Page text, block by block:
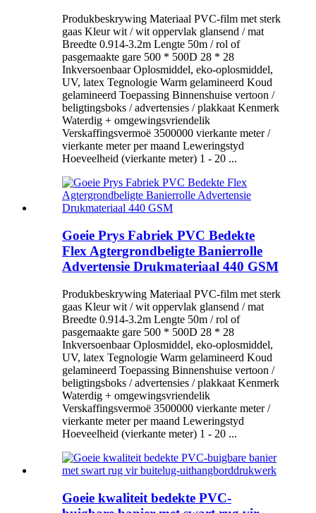
Produkbeskrywing Materiaal PVC-film met sterk
gaas Kleur wit / wit oppervlak glansend / mat
Breedte 0.914-3.2m Lengte 50m / rol of
pasgemaakte gare 500 * 500D 28 * 28
Inkversoenbaar Oplosmiddel, eko-oplosmiddel,
UV, latex Tegnologie Warm gelamineerd Koud
gelamineerd Toepassing Binnenshuise vertoon /
beligtingsboks / advertensies / plakkaat Kenmerk
Waterdig + omgewingsvriendelik
Verskaffingsvermoë 3500000 vierkante meter /
vierkante meter per maand Leweringstyd
Hoeveelheid (vierkante meter) 1 - 20 ...
Goeie Prys Fabriek PVC Bedekte
Flex Agtergrondbeligte Banierrolle
Advertensie Drukmateriaal 440 GSM
Produkbeskrywing Materiaal PVC-film met sterk
gaas Kleur wit / wit oppervlak glansend / mat
Breedte 0.914-3.2m Lengte 50m / rol of
pasgemaakte gare 500 * 500D 28 * 28
Inkversoenbaar Oplosmiddel, eko-oplosmiddel,
UV, latex Tegnologie Warm gelamineerd Koud
gelamineerd Toepassing Binnenshuise vertoon /
beligtingsboks / advertensies / plakkaat Kenmerk
Waterdig + omgewingsvriendelik
Verskaffingsvermoë 3500000 vierkante meter /
vierkante meter per maand Leweringstyd
Hoeveelheid (vierkante meter) 1 - 20 ...
Goeie kwaliteit bedekte PVC-